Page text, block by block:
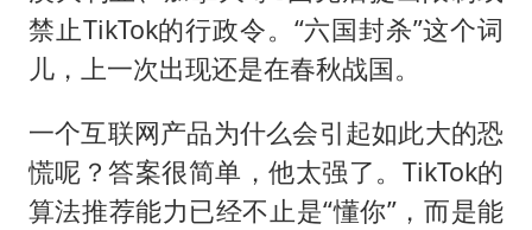
禁止TikTok的行政令。“六国封杀”这个词
儿，上一次出现还是在春秋战国。
一个互联网产品为什么会引起如此大的恐
慌呢？答案很简单，他太强了。TikTok的
算法推荐能力已经不止是“懂你”，而是能